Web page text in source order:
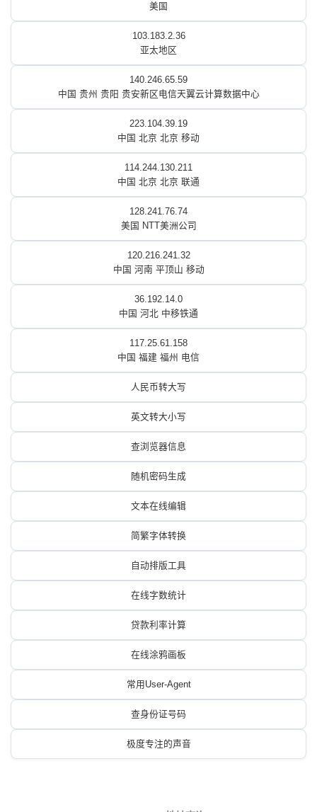
美国
103.183.2.36
亚太地区
140.246.65.59
中国 贵州 贵阳 贵安新区电信天翼云计算数据中心
223.104.39.19
中国 北京 北京 移动
114.244.130.211
中国 北京 北京 联通
128.241.76.74
美国 NTT美洲公司
120.216.241.32
中国 河南 平顶山 移动
36.192.14.0
中国 河北 中移铁通
117.25.61.158
中国 福建 福州 电信
人民币转大写
英文转大小写
查浏览器信息
随机密码生成
文本在线编辑
简繁字体转换
自动排版工具
在线字数统计
贷款利率计算
在线涂鸦画板
常用User-Agent
查身份证号码
极度专注的声音